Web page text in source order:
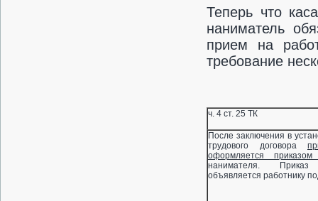
Теперь что
наниматель
прием на
требование
ч. 4 ст. 25 ТК
После заключения в
трудового договора
оформляется приказом
нанимателя. Приказ
объявляется работнику